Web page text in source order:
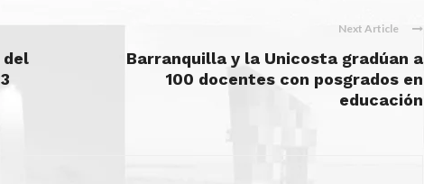
del
Next Article
Barranquilla y la Unicosta gradúan a
100 docentes con posgrados en
educación